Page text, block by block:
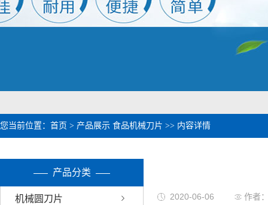
您当前位置： 首页 > 产品展示 食品机械刀片 >> 内容详情
产品分类
机械圆刀片 2020-06-06 作者